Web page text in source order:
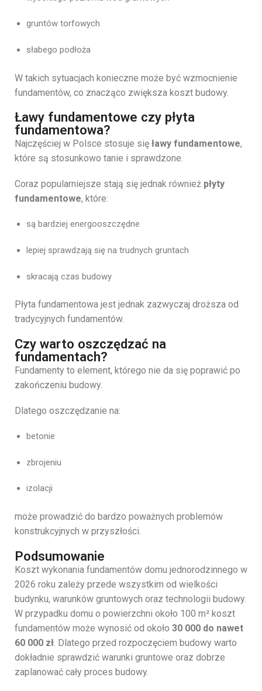
gruntów torfowych
słabego podłoża
W takich sytuacjach konieczne może być wzmocnienie
fundamentów, co znacząco zwiększa koszt budowy.
Ławy fundamentowe czy płyta
fundamentowa?
Najczęściej w Polsce stosuje się ławy fundamentowe,
które są stosunkowo tanie i sprawdzone.
Coraz popularniejsze stają się jednak również płyty
fundamentowe, które:
są bardziej energooszczędne
lepiej sprawdzają się na trudnych gruntach
skracają czas budowy
Płyta fundamentowa jest jednak zazwyczaj droższa od
tradycyjnych fundamentów.
Czy warto oszczędzać na
fundamentach?
Fundamenty to element, którego nie da się poprawić po
zakończeniu budowy.
Dlatego oszczędzanie na:
betonie
zbrojeniu
izolacji
może prowadzić do bardzo poważnych problemów
konstrukcyjnych w przyszłości.
Podsumowanie
Koszt wykonania fundamentów domu jednorodzinnego w
2026 roku zależy przede wszystkim od wielkości
budynku, warunków gruntowych oraz technologii budowy.
W przypadku domu o powierzchni około 100 m² koszt
fundamentów może wynosić od około 30 000 do nawet
60 000 zł Dlatego przed rozpoczęciem budowy warto
dokładnie sprawdzić warunki gruntowe oraz dobrze
zaplanować cały proces budowy.